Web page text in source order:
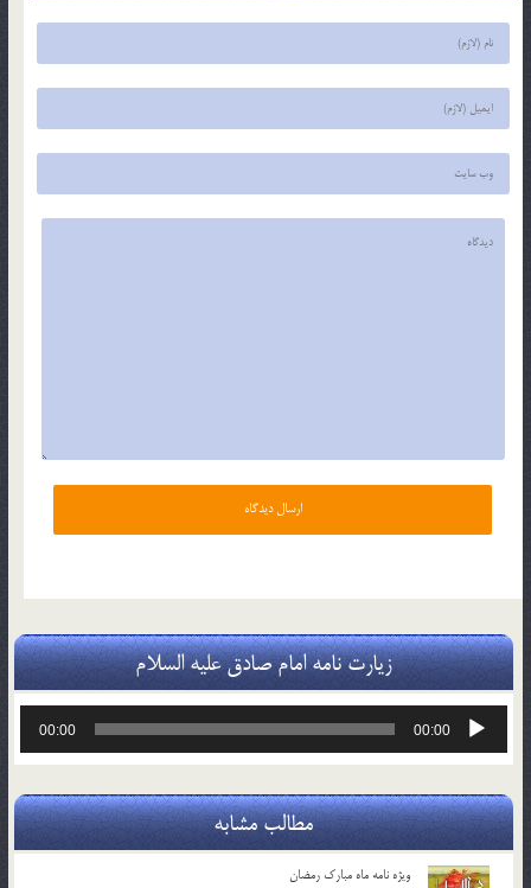
زیارت نامه امام صادق علیه السلام
پخش‌کننده
00:00
00:00
مطالب مشابه
ویژه نامه ماه مبارک رمضان